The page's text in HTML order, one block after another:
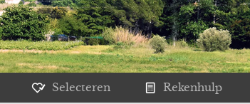
Selecteren Rekenhulp